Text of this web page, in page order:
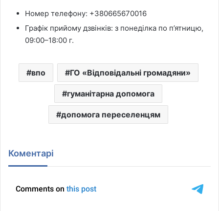
Номер телефону: +380665670016
Графік прийому дзвінків: з понеділка по п’ятницю,
09:00–18:00 г.
впо ГО «Відповідальні громадяни»
гуманітарна допомога
допомога переселенцям
Коментарі